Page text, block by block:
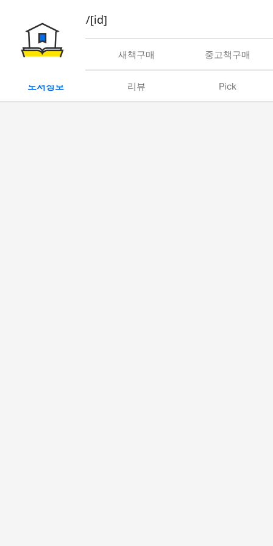
book/rent/[id]
대여 새책구매 중고책구매
도서정보 리뷰 Pick